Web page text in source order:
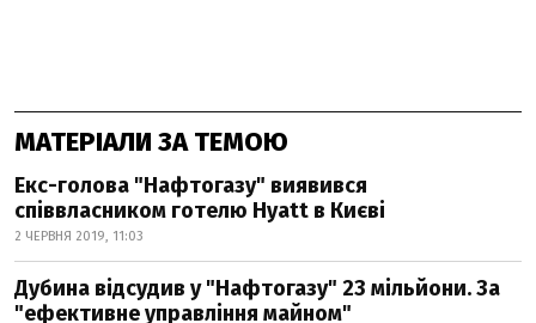
МАТЕРІАЛИ ЗА ТЕМОЮ
Екс-голова "Нафтогазу" виявився
співвласником готелю Hyatt в Києві
2 ЧЕРВНЯ 2019, 11:03
Дубина відсудив у "Нафтогазу" 23 мільйони. За
"ефективне управління майном"